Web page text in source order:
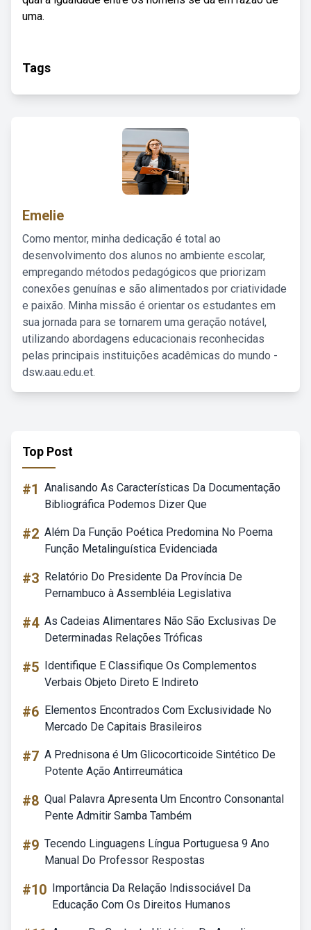
uma.
Tags
Emelie
Como mentor, minha dedicação é total ao
desenvolvimento dos alunos no ambiente escolar,
empregando métodos pedagógicos que priorizam
conexões genuínas e são alimentados por criatividade
e paixão. Minha missão é orientar os estudantes em
sua jornada para se tornarem uma geração notável,
utilizando abordagens educacionais reconhecidas
pelas principais instituições acadêmicas do mundo -
dsw.aau.edu.et.
Top Post
#1 Analisando As Características Da Documentação
Bibliográfica Podemos Dizer Que
#2 Além Da Função Poética Predomina No Poema
Função Metalinguística Evidenciada
#3 Relatório Do Presidente Da Província De
Pernambuco à Assembléia Legislativa
#4 As Cadeias Alimentares Não São Exclusivas De
Determinadas Relações Tróficas
#5 Identifique E Classifique Os Complementos
Verbais Objeto Direto E Indireto
#6 Elementos Encontrados Com Exclusividade No
Mercado De Capitais Brasileiros
#7 A Prednisona é Um Glicocorticoide Sintético De
Potente Ação Antirreumática
#8 Qual Palavra Apresenta Um Encontro Consonantal
Pente Admitir Samba Também
#9 Tecendo Linguagens Língua Portuguesa 9 Ano
Manual Do Professor Respostas
#10 Importância Da Relação Indissociável Da
Educação Com Os Direitos Humanos